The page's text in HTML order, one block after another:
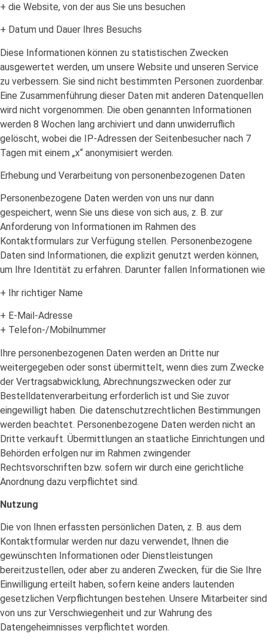
+ die Website, von der aus Sie uns besuchen
+ Datum und Dauer Ihres Besuchs
Diese Informationen können zu statistischen Zwecken
ausgewertet werden, um unsere Website und unseren Service
zu verbessern. Sie sind nicht bestimmten Personen zuordenbar.
Eine Zusammenführung dieser Daten mit anderen Datenquellen
wird nicht vorgenommen. Die oben genannten Informationen
werden 8 Wochen lang archiviert und dann unwiderruflich
gelöscht, wobei die IP-Adressen der Seitenbesucher nach 7
Tagen mit einem „x“ anonymisiert werden.
Erhebung und Verarbeitung von personenbezogenen Daten
Personenbezogene Daten werden von uns nur dann
gespeichert, wenn Sie uns diese von sich aus, z. B. zur
Anforderung von Informationen im Rahmen des
Kontaktformulars zur Verfügung stellen. Personenbezogene
Daten sind Informationen, die explizit genutzt werden können,
um Ihre Identität zu erfahren. Darunter fallen Informationen wie
+ Ihr richtiger Name
+ E-Mail-Adresse
+ Telefon-/Mobilnummer
Ihre personenbezogenen Daten werden an Dritte nur
weitergegeben oder sonst übermittelt, wenn dies zum Zwecke
der Vertragsabwicklung, Abrechnungszwecken oder zur
Bestelldatenverarbeitung erforderlich ist und Sie zuvor
eingewilligt haben. Die datenschutzrechtlichen Bestimmungen
werden beachtet. Personenbezogene Daten werden nicht an
Dritte verkauft. Übermittlungen an staatliche Einrichtungen und
Behörden erfolgen nur im Rahmen zwingender
Rechtsvorschriften bzw. sofern wir durch eine gerichtliche
Anordnung dazu verpflichtet sind.
Nutzung
Die von Ihnen erfassten persönlichen Daten, z. B. aus dem
Kontaktformular werden nur dazu verwendet, Ihnen die
gewünschten Informationen oder Dienstleistungen
bereitzustellen, oder aber zu anderen Zwecken, für die Sie Ihre
Einwilligung erteilt haben, sofern keine anders lautenden
gesetzlichen Verpflichtungen bestehen. Unsere Mitarbeiter sind
von uns zur Verschwiegenheit und zur Wahrung des
Datengeheimnisses verpflichtet worden.